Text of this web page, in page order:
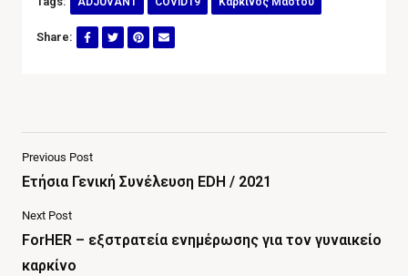
Share:
Previous Post
Ετήσια Γενική Συνέλευση EDH / 2021
Next Post
ForHER – εξστρατεία ενημέρωσης για τον γυναικείο
καρκίνο